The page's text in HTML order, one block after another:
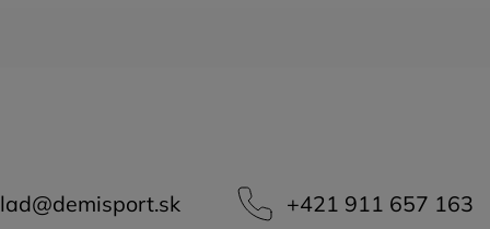
@demisport.sk +421 911 657 163